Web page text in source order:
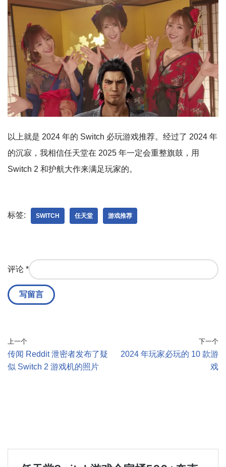
以上就是 2024 年的 Switch 必玩游戏推荐。经过了 2024 年
的沉寂，我相信任天堂在 2025 年一定会重整旗鼓，用
Switch 2 和护航大作来满足玩家的。
标签: SWITCH 任天堂 游戏推荐
评论 *
上一个
传闻 Reddit 泄密者发布了疑
似 Switch 2 游戏机的照片
下一个
2024 年玩家必玩的 10 款游
戏